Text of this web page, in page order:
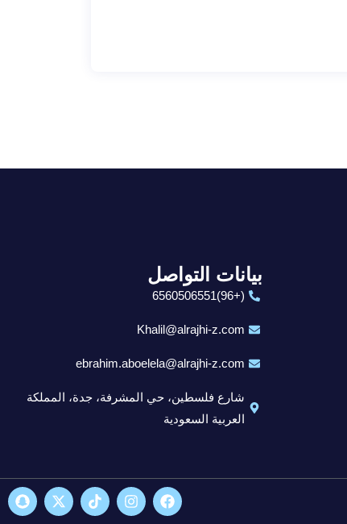
بيانات التواصل
(+96)6560506551
Khalil@alrajhi-z.com
ebrahim.aboelela@alrajhi-z.com
شارع فلسطين، حي المشرفة، جدة، المملكة
العربية السعودية